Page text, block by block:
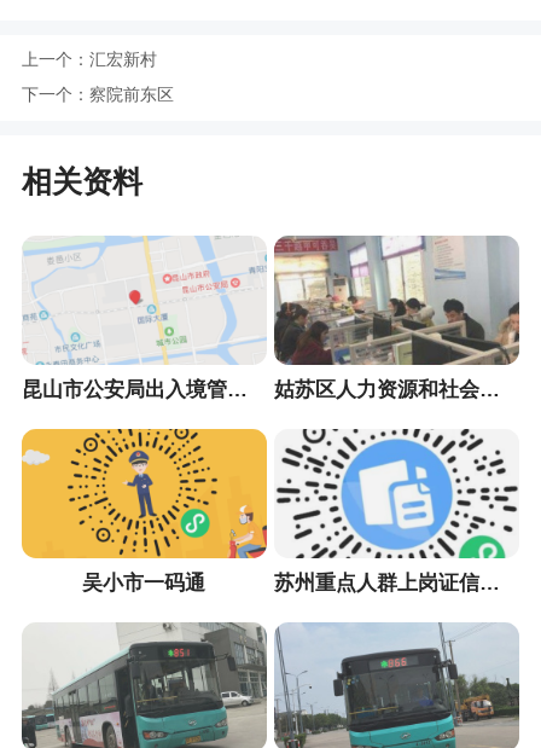
上一个： 汇宏新村
下一个： 察院前东区
相关资料
昆山市公安局出入境管理大队 姑苏区人力资源和社会保障局
吴小市一码通 苏州重点人群上岗证信息采集小程序